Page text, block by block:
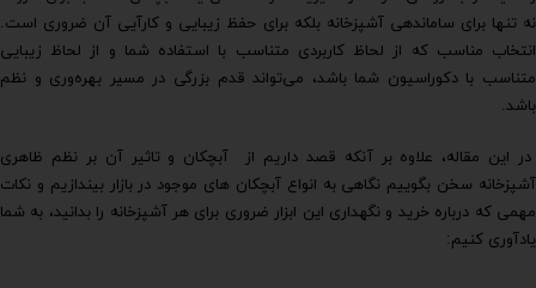
نه تنها برای ساماندهی آشپزخانه بلکه برای حفظ زیبایی و کارآیی آن ضروری است.
انتخاب مناسب که از لحاظ کاربردی متناسب با استفاده شما و از لحاظ زیبایی
متناسب با دکوراسیون شما باشد، می‌تواند قدم بزرگی در مسیر بهره‌وری و نظم
باشد.
در این مقاله، علاوه بر آنکه قصد داریم از آبچکان و تاثیر آن بر نظم ظاهری
آشپزخانه سخن بگوییم نگاهی به انواع آبچکان های موجود در بازار بیندازیم و نکات
مهمی که درباره خرید و نگهداری این ابزار ضروری برای هر آشپزخانه را بدانید، به شما
یادآوری کنیم: